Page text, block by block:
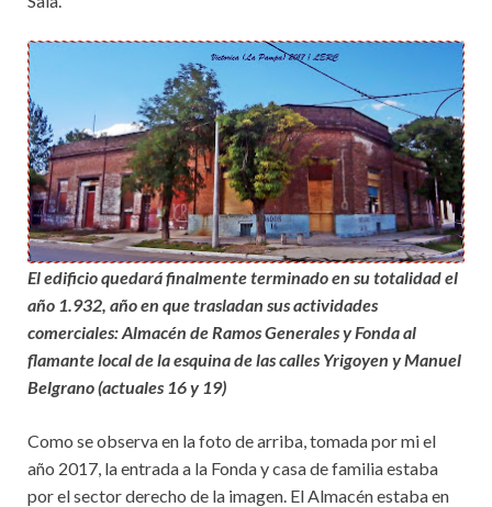
El edificio quedará finalmente terminado en su totalidad el
año 1.932, año en que trasladan sus actividades
comerciales: Almacén de Ramos Generales y Fonda al
flamante local de la esquina de las calles Yrigoyen y Manuel
Belgrano (actuales 16 y 19)
Como se observa en la foto de arriba, tomada por mi el
año 2017, la entrada a la Fonda y casa de familia estaba
por el sector derecho de la imagen. El Almacén estaba en